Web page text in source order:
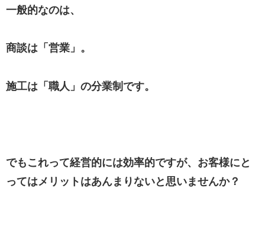
一般的なのは、
商談は「営業」。
施工は「職人」の分業制です。
でもこれって経営的には効率的ですが、お客様にと
ってはメリットはあんまりないと思いませんか？